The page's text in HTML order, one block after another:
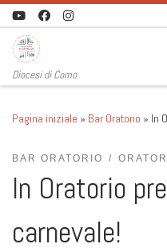
Passa al contenuto
Diocesi di Como
Pagina iniziale » Bar Oratorio » In
BAR ORATORIO
In Oratorio
carnevale!